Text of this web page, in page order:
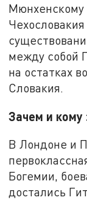
Мюнхенскому
между собой
на остатках
Словакия.
Зачем и
В Лондоне и
Богемии,
достались